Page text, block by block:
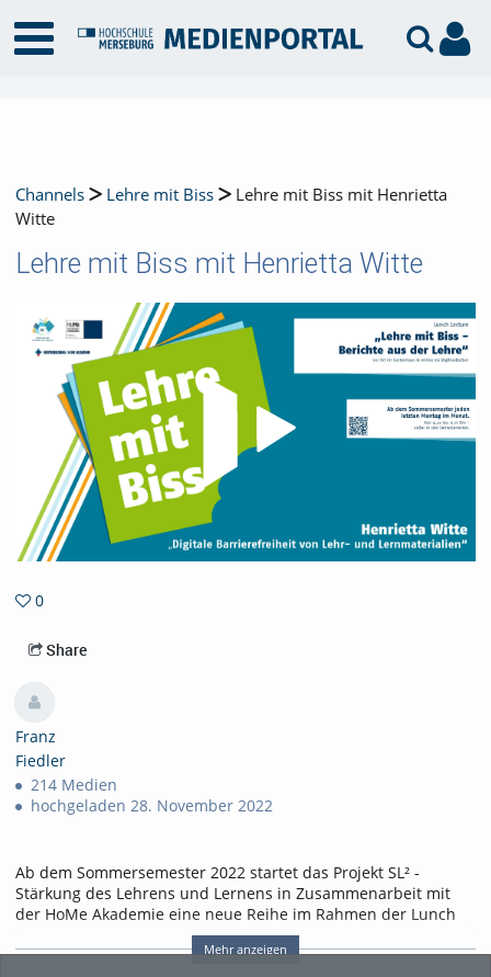
Channels Lehre mit Biss
Lehre mit Biss mit Henrietta
Witte
Lehre mit Biss mit Henrietta Witte
0
Share
Franz
Fiedler
214 Medien
hochgeladen 28. November 2022
Ab dem Sommersemester 2022 startet das Projekt SL² -
Stärkung des Lehrens und Lernens in Zusammenarbeit mit
der HoMe Akademie eine neue Reihe im Rahmen der Lunch
Lectures unter dem Titel „Lehre mit Biss“. Ziel ist es,
innovative Lehr-/Lern- und Prüfungskonzeptean unserer
Mehr anzeigen